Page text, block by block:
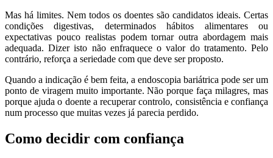
Mas há limites. Nem todos os doentes são candidatos ideais. Certas
condições digestivas, determinados hábitos alimentares ou
expectativas pouco realistas podem tornar outra abordagem mais
adequada. Dizer isto não enfraquece o valor do tratamento. Pelo
contrário, reforça a seriedade com que deve ser proposto.
Quando a indicação é bem feita, a endoscopia bariátrica pode ser um
ponto de viragem muito importante. Não porque faça milagres, mas
porque ajuda o doente a recuperar controlo, consistência e confiança
num processo que muitas vezes já parecia perdido.
Como decidir com confiança